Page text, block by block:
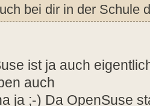
bei dir in der Schule
ist ja auch
auch
ja ;-) Da OpenSuse